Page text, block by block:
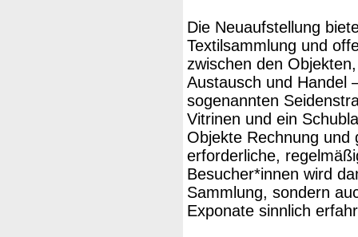
Die Neuaufstellung
Textilsammlung und
zwischen den
Austausch und Handel
sogenannten
Vitrinen und ein
Objekte Rechnung und
erforderliche,
Besucher*innen wird
Sammlung, sondern
Exponate sinnlich